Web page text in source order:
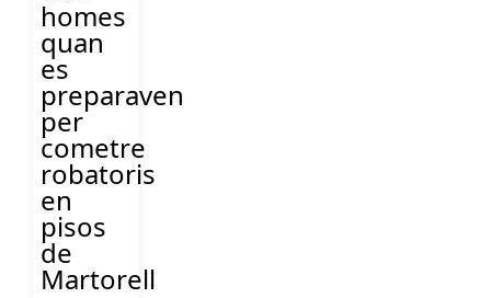
homes
quan
es
preparaven
per
cometre
robatoris
en
pisos
de
Martorell